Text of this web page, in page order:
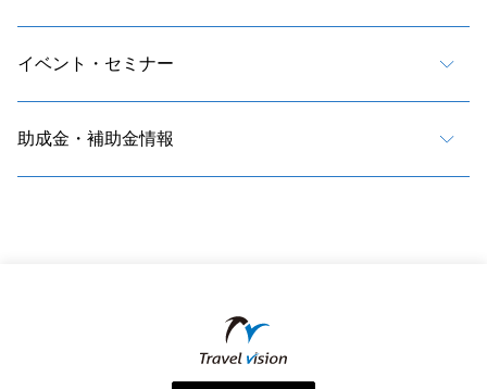
イベント・セミナー
助成金・補助金情報